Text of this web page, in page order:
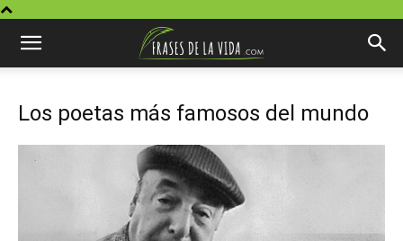
Los poetas más famosos del mundo